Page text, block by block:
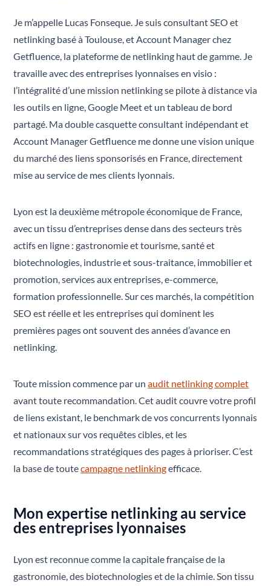
Je m’appelle Lucas Fonseque. Je suis consultant SEO et
netlinking basé à Toulouse, et Account Manager chez
Getfluence, la plateforme de netlinking haut de gamme. Je
travaille avec des entreprises lyonnaises en visio :
l’intégralité d’une mission netlinking se pilote à distance via
les outils en ligne, Google Meet et un tableau de bord
partagé. Ma double casquette consultant indépendant et
Account Manager Getfluence me donne une vision unique
du marché des liens sponsorisés en France, directement
mise au service de mes clients lyonnais.
Lyon est la deuxième métropole économique de France,
avec un tissu d’entreprises dense dans des secteurs très
actifs en ligne : gastronomie et tourisme, santé et
biotechnologies, industrie et sous-traitance, immobilier et
promotion, services aux entreprises, e-commerce,
formation professionnelle. Sur ces marchés, la compétition
SEO est réelle et les entreprises qui dominent les
premières pages ont souvent des années d’avance en
netlinking.
Toute mission commence par unaudit netlinking complet
avant toute recommandation. Cet audit couvre votre profil
de liens existant, le benchmark de vos concurrents lyonnais
et nationaux sur vos requêtes cibles, et les
recommandations stratégiques des pages à prioriser. C’est
la base de toutecampagne netlinkingefficace.
Mon expertise netlinking au service
des entreprises lyonnaises
Lyon est reconnue comme la capitale française de la
gastronomie, des biotechnologies et de la chimie. Son tissu